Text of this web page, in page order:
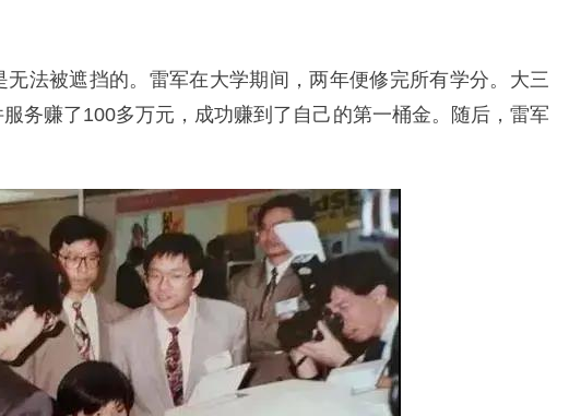
法被遮挡的。雷军在大学期间，两年便修完所有学分。大三
务赚了100多万元，成功赚到了自己的第一桶金。随后，雷军